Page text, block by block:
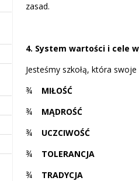
zasad.
4. System wartości i cele
Jesteśmy szkołą, która
¾ MIŁOŚĆ
¾ MĄDROŚĆ
¾ UCZCIWOŚĆ
¾ TOLERANCJA
¾ TRADYCJA